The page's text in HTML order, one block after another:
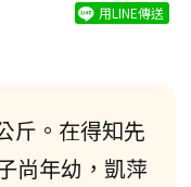
用LINE傳送
斤。在得知先
尚年幼，凱萍